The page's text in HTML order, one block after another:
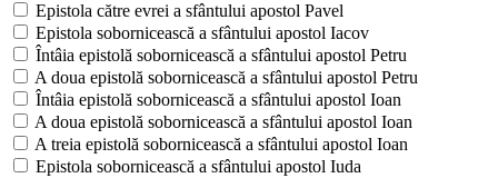
Epistola către evrei a sfântului apostol Pavel
Epistola sobornicească a sfântului apostol Iacov
Întâia epistolă sobornicească a sfântului apostol Petru
A doua epistolă sobornicească a sfântului apostol Petru
Întâia epistolă sobornicească a sfântului apostol Ioan
A doua epistolă sobornicească a sfântului apostol Ioan
A treia epistolă sobornicească a sfântului apostol Ioan
Epistola sobornicească a sfântului apostol Iuda